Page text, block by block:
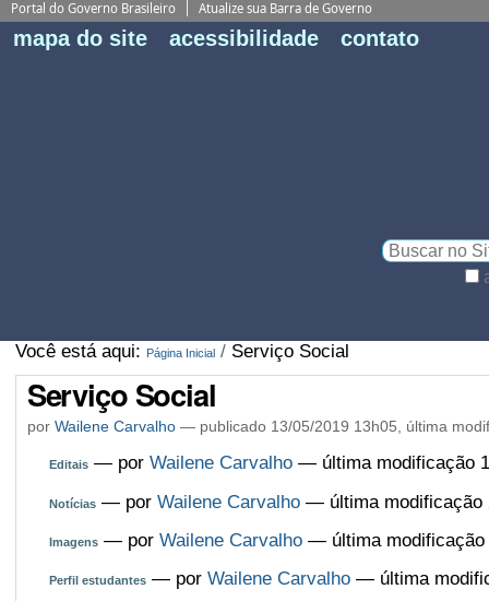
Portal do Governo Brasileiro Atualize sua Barra de Governo
mapa do site acessibilidade contato
Você está aqui: Página Inicial / Serviço Social
Serviço Social
por Wailene Carvalho— publicado13/05/2019 13h05, última
Editais — por Wailene Carvalho— última modificação
Notícias — por Wailene Carvalho— última modificação
Imagens — por Wailene Carvalho— última modificação
Perfil estudantes — por Wailene Carvalho— última